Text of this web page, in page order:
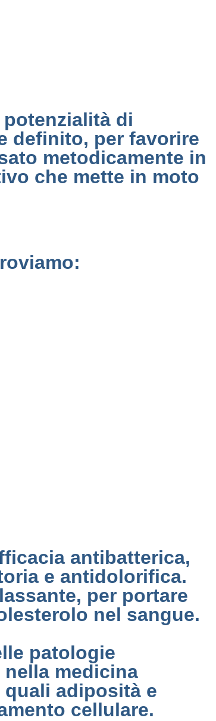
di
definito, per favorire
metodicamente in
che mette in moto
antibatterica,
e antidolorifica.
per portare
nel sangue.
patologie
medicina
adiposità e
cellulare.